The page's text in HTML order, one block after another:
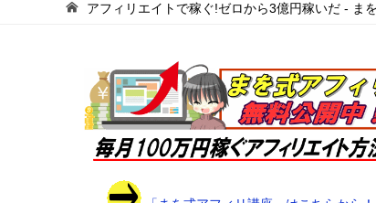
アフィリエイトで稼ぐ!ゼロから3億円稼いだ - ま